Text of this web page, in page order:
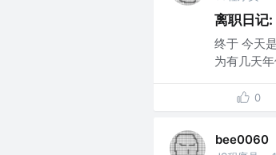
离职日记
终于 今天
为有几天
0
bee0060